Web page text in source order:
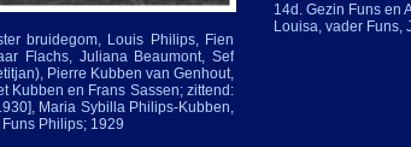
14d. Gezin Funs en
Louisa, vader Funs,
bruidegom, Louis Philips, Fien
Flachs, Juliana Beaumont, Sef
Pierre Kubben van Genhout,
Kubben en Frans Sassen; zittend:
Maria Sybilla Philips-Kubben,
Philips; 1929